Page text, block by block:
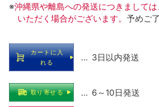
※沖縄県や離島への発送につきまして
いただく場合がございます。 予めご
カートに入
れる
… 3日以内発送
取り寄せる … 6～10日発送